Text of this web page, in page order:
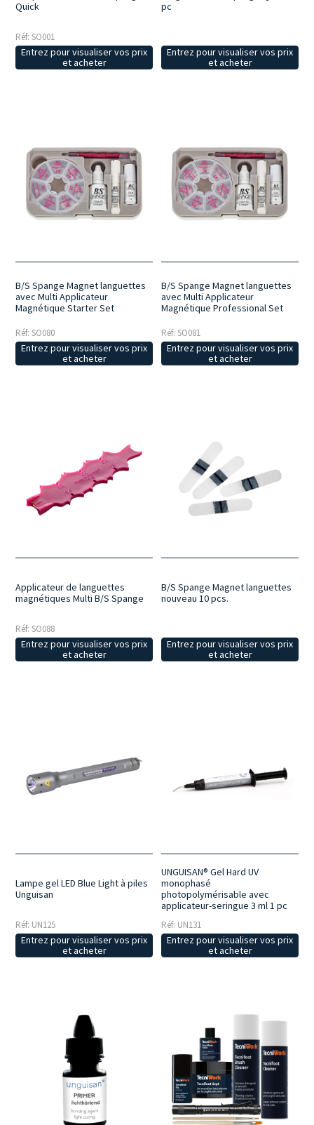
Quick
Réf: SO001
Entrez pour visualiser vos prix
et acheter
pc
Entrez pour visualiser vos prix
et acheter
B/S Spange Magnet languettes
avec Multi Applicateur
Magnétique Starter Set
Réf: SO080
Entrez pour visualiser vos prix
et acheter
B/S Spange Magnet languettes
avec Multi Applicateur
Magnétique Professional Set
Réf: SO081
Entrez pour visualiser vos prix
et acheter
Applicateur de languettes
magnétiques Multi B/S Spange
Réf: SO088
Entrez pour visualiser vos prix
et acheter
B/S Spange Magnet languettes
nouveau 10 pcs.
Entrez pour visualiser vos prix
et acheter
Lampe gel LED Blue Light à piles
Unguisan
Réf: UN125
Entrez pour visualiser vos prix
et acheter
UNGUISAN® Gel Hard UV
monophasé
photopolymérisable avec
applicateur-seringue 3 ml 1 pc
Réf: UN131
Entrez pour visualiser vos prix
et acheter